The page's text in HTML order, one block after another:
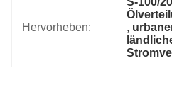
Hervorheben:
,